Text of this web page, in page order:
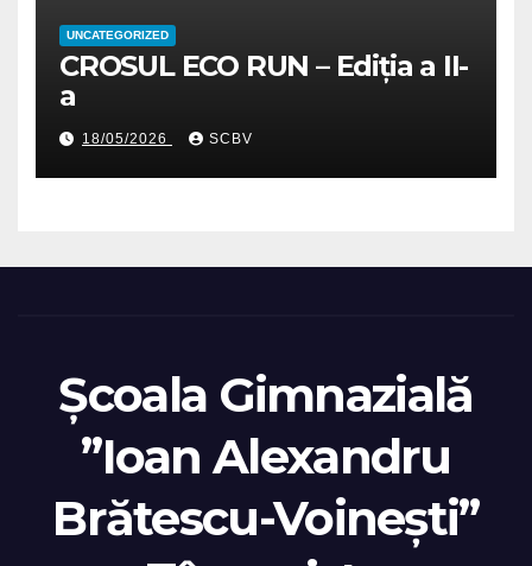
UNCATEGORIZED
CROSUL ECO RUN – Ediția a II-
a
18/05/2026 SCBV
Școala Gimnazială
”Ioan Alexandru
Brătescu-Voinești”